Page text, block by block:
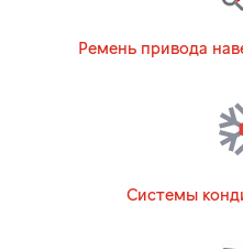
Ремень привода
Системы